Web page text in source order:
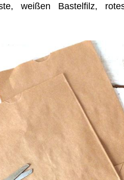
weißen Bastelfilz,